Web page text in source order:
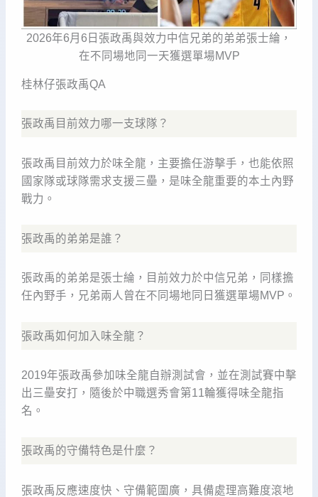
2026年6月6日張政禹與效力中信兄弟的弟弟張士綸，
在不同場地同一天獲選單場MVP
桂林仔張政禹QA
張政禹目前效力哪一支球隊？
張政禹目前效力於味全龍，主要擔任游擊手，也能依照
國家隊或球隊需求支援三壘，是味全龍重要的本土內野
戰力。
張政禹的弟弟是誰？
張政禹的弟弟是張士綸，目前效力於中信兄弟，同樣擔
任內野手，兄弟兩人曾在不同場地同日獲選單場MVP。
張政禹如何加入味全龍？
2019年張政禹參加味全龍自辦測試會，並在測試賽中擊
出三壘安打，隨後於中職選秀會第11輪獲得味全龍指
名。
張政禹的守備特色是什麼？
張政禹反應速度快、守備範圍廣，具備處理高難度滾地